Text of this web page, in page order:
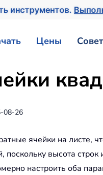
инструментов.
Цены
08-26
ячейки на
высота
настроить оба